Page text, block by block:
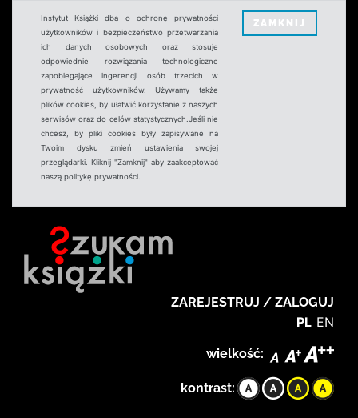
Instytut Książki dba o ochronę prywatności
użytkowników i bezpieczeństwo przetwarzania
ich danych osobowych oraz stosuje
odpowiednie rozwiązania technologiczne
zapobiegające ingerencji osób trzecich w
prywatność użytkowników. Używamy także
plików cookies, by ułatwić korzystanie z naszych
serwisów oraz do celów statystycznych.Jeśli nie
chcesz, by pliki cookies były zapisywane na
Twoim dysku zmień ustawienia swojej
przeglądarki. Kliknij "Zamknij" aby zaakceptować
naszą politykę prywatności.
ZAMKNIJ
ZAREJESTRUJ / ZALOGUJ
PL EN
wielkość:
kontrast: